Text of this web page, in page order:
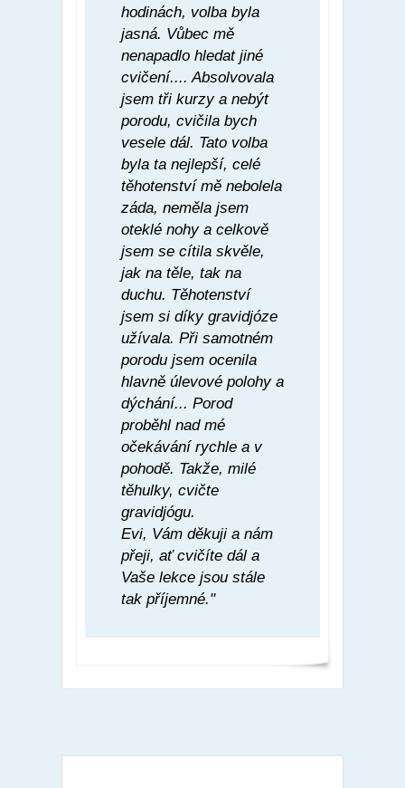
hodinách, volba byla
jasná. Vůbec mě
nenapadlo hledat jiné
cvičení.... Absolvovala
jsem tři kurzy a nebýt
porodu, cvičila bych
vesele dál. Tato volba
byla ta nejlepší, celé
těhotenství mě nebolela
záda, neměla jsem
oteklé nohy a celkově
jsem se cítila skvěle,
jak na těle, tak na
duchu. Těhotenství
jsem si díky gravidjóze
užívala. Při samotném
porodu jsem ocenila
hlavně úlevové polohy a
dýchání... Porod
proběhl nad mé
očekávání rychle a v
pohodě. Takže, milé
těhulky, cvičte
gravidjógu.
Evi, Vám děkuji a nám
přeji, ať cvičíte dál a
Vaše lekce jsou stále
tak příjemné."